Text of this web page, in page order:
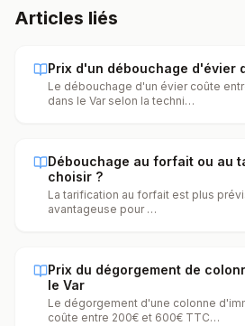
Articles liés
Prix d'un débouchage d'évier
Le débouchage d'un évier coûte
dans le Var selon la techni…
Débouchage au forfait ou au
choisir ?
La tarification au forfait est plus
avantageuse pour …
Prix du dégorgement de
le Var
Le dégorgement d'une colonne
coûte entre 200€ et 600€ TTC…